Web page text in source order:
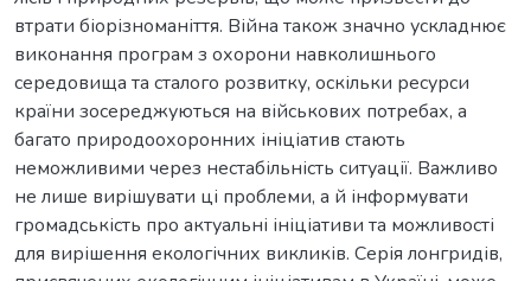
втрати біорізноманіття. Війна також значно ускладнює
виконання програм з охорони навколишнього
середовища та сталого розвитку, оскільки ресурси
країни зосереджуються на військових потребах, а
багато природоохоронних ініціатив стають
неможливими через нестабільність ситуації. Важливо
не лише вирішувати ці проблеми, а й інформувати
громадськість про актуальні ініціативи та можливості
для вирішення екологічних викликів. Серія лонгридів,